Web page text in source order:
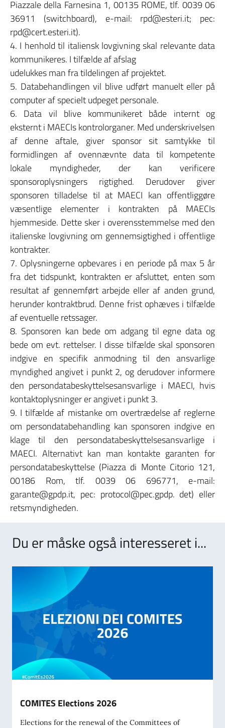
Piazzale della Farnesina 1, 00135 ROME, tlf. 0039 06
36911 (switchboard), e-mail: rpd@esteri.it; pec:
rpd@cert.esteri.it).
4. I henhold til italiensk lovgivning skal relevante data
kommunikeres. I tilfælde af afslag
udelukkes man fra tildelingen af projektet.
5. Databehandlingen vil blive udført manuelt eller på
computer af specielt udpeget personale.
6. Data vil blive kommunikeret både internt og
eksternt i MAECIs kontrolorganer. Med underskrivelsen
af denne aftale, giver sponsor sit samtykke til
formidlingen af ovennævnte data til kompetente
lokale myndigheder, der kan verificere
sponsoroplysningers rigtighed. Derudover giver
sponsoren tilladelse til at MAECI kan offentliggøre
væsentlige elementer i kontrakten på MAECIs
hjemmeside. Dette sker i overensstemmelse med den
italienske lovgivning om gennemsigtighed i offentlige
kontrakter.
7. Oplysningerne opbevares i en periode på max 5 år
fra det tidspunkt, kontrakten er afsluttet, enten som
resultat af gennemført arbejde eller af anden grund,
herunder kontraktbrud. Denne frist ophæves i tilfælde
af eventuelle retssager.
8. Sponsoren kan bede om adgang til egne data og
bede om evt. rettelser. I disse tilfælde skal sponsoren
indgive en specifik anmodning til den ansvarlige
myndighed angivet i punkt 2, og derudover informere
den persondatabeskyttelsesansvarlige i MAECI, hvis
kontaktoplysninger er angivet i punkt 3.
9. I tilfælde af mistanke om overtrædelse af reglerne
om persondatabehandling kan sponsoren indgive en
klage til den persondatabeskyttelsesansvarlige i
MAECI. Alternativt kan man kontakte garanten for
persondatabeskyttelse (Piazza di Monte Citorio 121,
00186 Rom, tlf. 0039 06 696771, e-mail:
garante@gpdp.it, pec: protocol@pec.gpdp. det) eller
retsmyndigheden.
Du er måske også interesseret i...
COMITES Elections 2026
Elections for the renewal of the Committees of